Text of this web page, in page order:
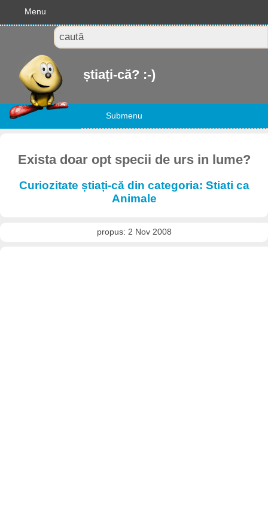
Menu
știați-că? :-)
Submenu
Exista doar opt specii de urs in lume?
Curiozitate știați-că din categoria: Stiati ca
Animale
propus: 2 Nov 2008